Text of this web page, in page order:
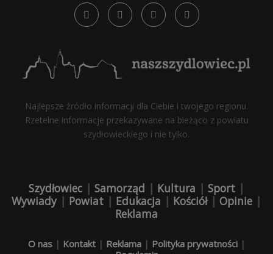
Najlepsze źródło informacji dla Ciebie i twojego regionu.
Rzetelne informacje przekazywane na bieżąco z powiatu
szydłowieckiego i nie tylko.
Szydłowiec | Samorząd | Kultura | Sport |
Wywiady| Powiat | Edukacja | Kościół| Opinie |
Reklama
O nas| Kontakt| Reklama| Polityka prywatności|